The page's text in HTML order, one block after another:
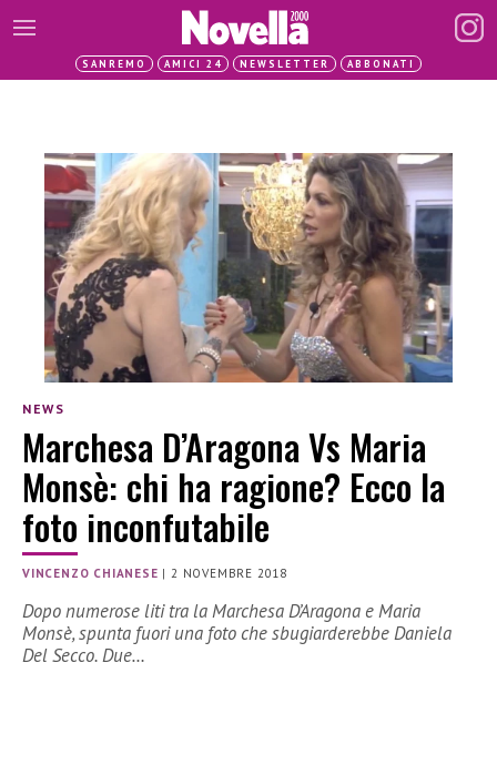
SANREMO AMICI 24 NEWSLETTER ABBONATI
NEWS
Marchesa D’Aragona Vs Maria
Monsè: chi ha ragione? Ecco la
foto inconfutabile
VINCENZO CHIANESE |2 NOVEMBRE 2018
Dopo numerose liti tra la Marchesa D’Aragona e Maria
Monsè, spunta fuori una foto che sbugiarderebbe Daniela
Del Secco. Due…